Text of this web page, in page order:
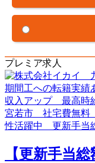
プレミア求人
【更新手当